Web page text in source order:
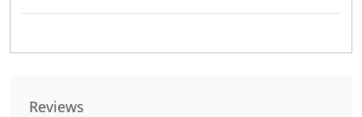
Reviews